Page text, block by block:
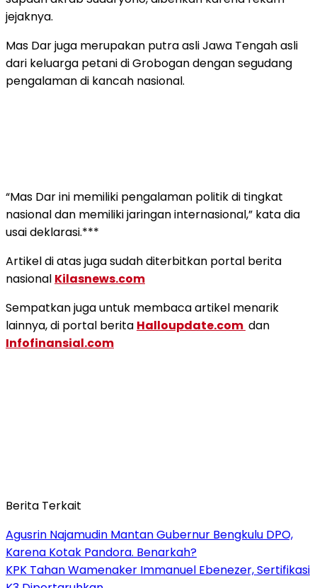
jejaknya.
Mas Dar juga merupakan putra asli Jawa Tengah asli
dari keluarga petani di Grobogan dengan segudang
pengalaman di kancah nasional.
“Mas Dar ini memiliki pengalaman politik di tingkat
nasional dan memiliki jaringan internasional,” kata dia
usai deklarasi.***
Artikel di atas juga sudah diterbitkan portal berita
nasional Kilasnews.com
Sempatkan juga untuk membaca artikel menarik
lainnya, di portal berita Halloupdate.com dan
Infofinansial.com
Berita Terkait
Agusrin Najamudin Mantan Gubernur Bengkulu DPO,
Karena Kotak Pandora. Benarkah?
KPK Tahan Wamenaker Immanuel Ebenezer, Sertifikasi